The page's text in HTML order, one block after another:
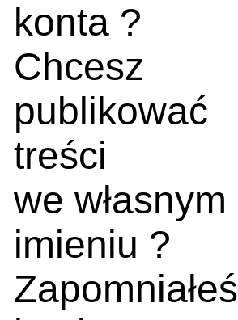
konta ?
Chcesz
publikować
treści
we własnym
imieniu ?
Zapomniałeś